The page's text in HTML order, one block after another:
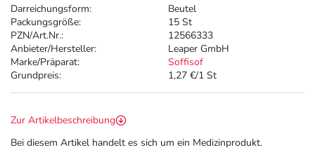
Darreichungsform:
Beutel
Packungsgröße:
15 St
PZN/Art.Nr.:
12566333
Anbieter/Hersteller:
Leaper GmbH
Marke/Präparat:
Soffisof
Grundpreis:
1,27 €/1 St
Zur Artikelbeschreibung
Bei diesem Artikel handelt es sich um ein Medizinprodukt.